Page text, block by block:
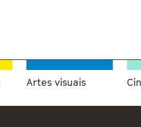
Artes visuais